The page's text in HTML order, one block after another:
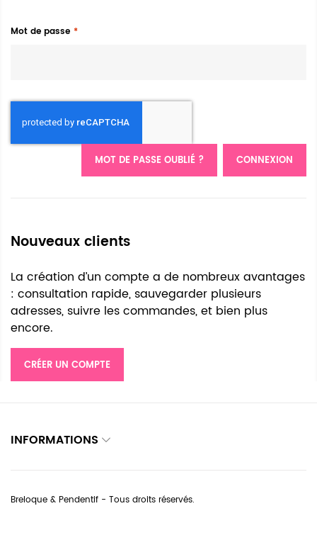
Mot de passe
CONNEXION
MOT DE PASSE OUBLIÉ ?
Nouveaux clients
La création d’un compte a de nombreux avantages
: consultation rapide, sauvegarder plusieurs
adresses, suivre les commandes, et bien plus
encore.
CRÉER UN COMPTE
INFORMATIONS
Breloque & Pendentif - Tous droits réservés.